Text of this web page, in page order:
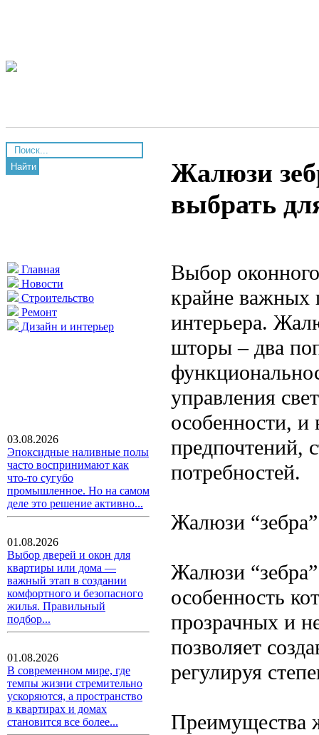
Найти
Главная
Новости
Строительство
Ремонт
Дизайн и интерьер
03.08.2026
Эпоксидные наливные полы
часто воспринимают как
что-то сугубо
промышленное. Но на самом
деле это решение активно...
01.08.2026
Выбор дверей и окон для
квартиры или дома —
важный этап в создании
комфортного и безопасного
жилья. Правильный
подбор...
01.08.2026
В современном мире, где
темпы жизни стремительно
ускоряются, а пространство
в квартирах и домах
становится все более...
Жалюзи
выбрать
Выбор
крайне важных
интерьера.
шторы – два
управления
особенности,
предпочтений,
потребностей.
Жалюзи
Жалюзи
особенность
прозрачных и
позволяет
регулируя
Преимущества